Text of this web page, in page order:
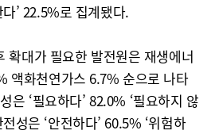
’ 22.5%로 집계됐다.
확대가 필요한 발전원은 재생에너
액화천연가스 6.7% 순으로 나타
은 ‘필요하다’ 82.0% ‘필요하지 않
성은 ‘안전하다’ 60.5% ‘위험하